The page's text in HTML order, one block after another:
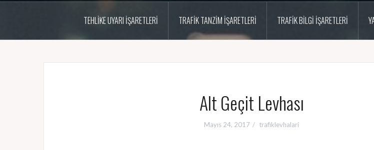
TEHLIKE UYARI İŞARETLERI TRAFIK TANZIM İŞARETLERI TRAFIK BILGI İŞARETLERI
Alt Geçit Levhası
Mayıs 24, 2017 trafiklevhalari